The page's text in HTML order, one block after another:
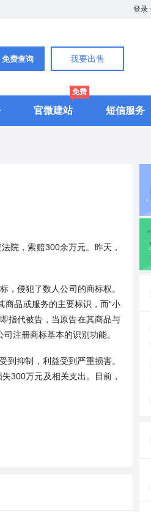
登录
免费查询 我要出售
官微建站
免费
短信服务
院，索赔300余万元。昨天，
，侵犯了数人公司的商标权。
商品或服务的主要标识，而“小
指代被告，当原告在其商品与
注册商标基本的识别功能。
到抑制，利益受到严重损害。
300万元及相关支出。目前，